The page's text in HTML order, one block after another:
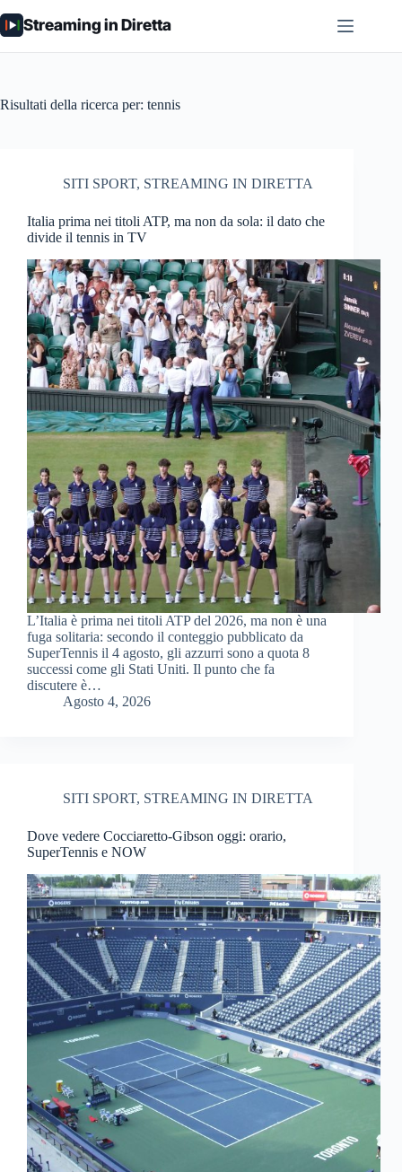
al
contenuto
Streaming in Diretta
Risultati della ricerca per: tennis
SITI SPORT, STREAMING IN DIRETTA
Italia prima nei titoli ATP, ma non da sola: il dato che
divide il tennis in TV
L’Italia è prima nei titoli ATP del 2026, ma non è una
fuga solitaria: secondo il conteggio pubblicato da
SuperTennis il 4 agosto, gli azzurri sono a quota 8
successi come gli Stati Uniti. Il punto che fa
discutere è…
Agosto 4, 2026
SITI SPORT, STREAMING IN DIRETTA
Dove vedere Cocciaretto-Gibson oggi: orario,
SuperTennis e NOW